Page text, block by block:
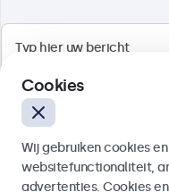
Cookies
Wij gebruiken cookies
websitefunctionaliteit,
advertenties. Cookies